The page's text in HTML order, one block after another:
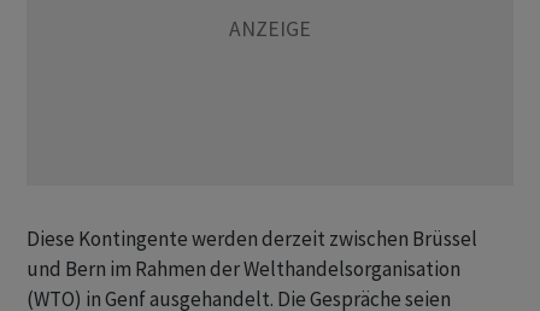
Diese Kontingente werden derzeit zwischen Brüssel
und Bern im Rahmen der Welthandelsorganisation
(WTO) in Genf ausgehandelt. Die Gespräche seien